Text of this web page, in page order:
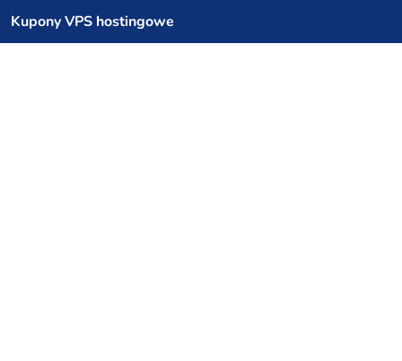
Kupony VPS hostingowe
netcup